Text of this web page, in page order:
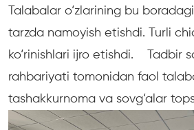
Talabalar o‘zlarining bu
tarzda namoyish etishdi. Turli
ko‘rinishlari ijro etishdi. Tadbir
rahbariyati tomonidan faol
tashakkurnoma va sovg‘alar